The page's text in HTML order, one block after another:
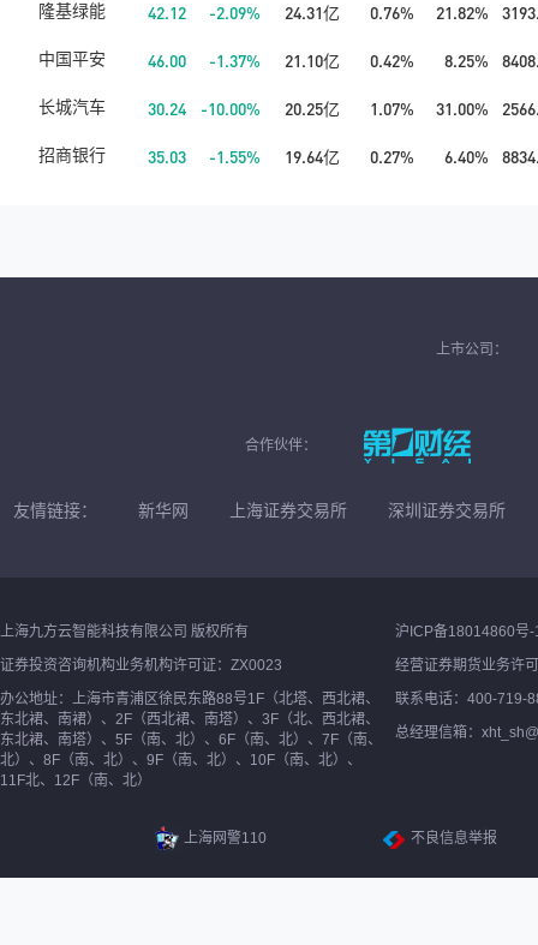
隆基绿能 42.12 -2.09% 24.31亿 0.76% 21.82%
中国平安 46.00 -1.37% 21.10亿 0.42% 8.25%
长城汽车 30.24 -10.00% 20.25亿 1.07% 31.00%
招商银行 35.03 -1.55% 19.64亿 0.27% 6.40%
上市公司：
合作伙伴：
友情链接： 新华网 上海证券交易所 深圳证券交易所
上海九方云智能科技有限公司 版权所有
证券投资咨询机构业务机构许可证：ZX0023
办公地址：上海市青浦区徐民东路88号1F（北塔、西北裙、
东北裙、南裙）、2F（西北裙、南塔）、3F（北、西北裙、
东北裙、南塔）、5F（南、北）、6F（南、北）、7F（南、
北）、8F（南、北）、9F（南、北）、10F（南、北）、
11F北、12F（南、北）
沪ICP备18014860号-
经营证券期货业务许
联系电话：400-719-
总经理信箱：
上海网警110 不良信息举报